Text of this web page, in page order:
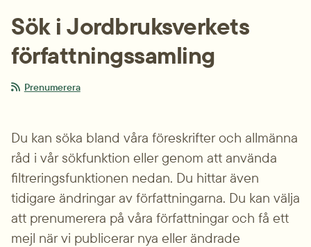
Sök i Jordbruksverkets
författnings­samling
Prenumerera
Du kan söka bland våra föreskrifter och allmänna
råd i vår sökfunktion eller genom att använda
filtrerings­funktionen nedan. Du hittar även
tidigare ändringar av författningarna. Du kan välja
att prenumerera på våra författningar och få ett
mejl när vi publicerar nya eller ändrade